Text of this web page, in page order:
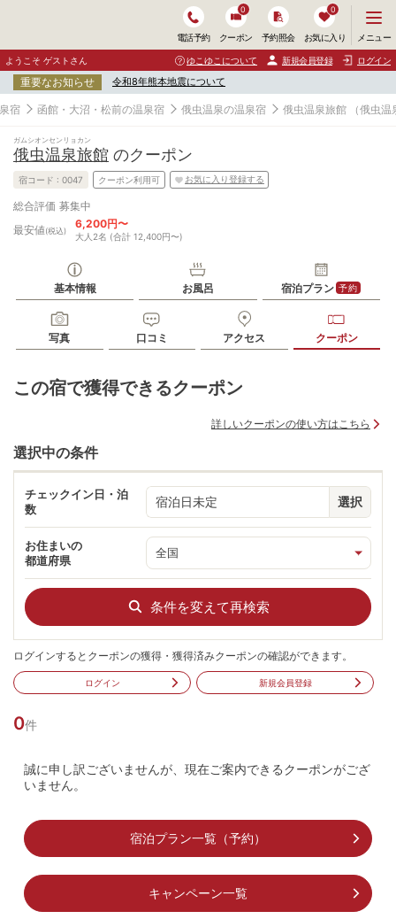
電話予約 クーポン
0
予約照会 お気に入り
0
ニ
ュ
ー
開
く
メニュー
ようこそ ゲストさん ゆこゆこについて 新規会員登録 ログイン
重要なお知らせ 令和8年熊本地震について
宿 函館・大沼・松前の温泉宿 俄虫温泉の温泉宿 俄虫温泉旅館 （俄虫
ガムシオンセンリョカン
俄虫温泉旅館 のクーポン
宿コード : 0047 クーポン利用可 お気に入り登録する
総合評価 募集中
最安値(税込)
6,200円〜
大人2名 (合計 12,400円〜)
基本情報 お風呂 宿泊プラン 予約
写真 口コミ アクセス クーポン
この宿で獲得できるクーポン
詳しいクーポンの使い方はこちら
選択中の条件
チェックイン日・泊
数
宿泊日未定 選択
お住まいの
都道府県
条件を変えて再検索
ログインするとクーポンの獲得・獲得済みクーポンの確認ができます。
ログイン 新規会員登録
0件
誠に申し訳ございませんが、現在ご案内できるクーポンがござ
いません。
宿泊プラン一覧（予約）
キャンペーン一覧